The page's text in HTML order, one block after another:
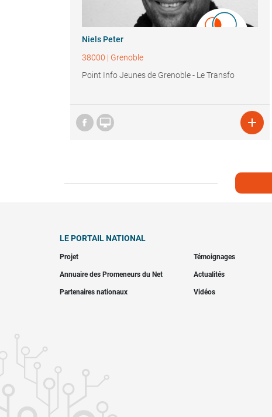
Niels Peter
38000 | Grenoble
Point Info Jeunes de Grenoble - Le Transfo
 
LE PORTAIL NATIONAL
Projet Témoignages
Annuaire des Promeneurs du Net Actualités
Partenaires nationaux Vidéos